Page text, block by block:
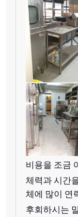
비용을 조금
체력과 시간
체에 많이 연
후회하시는